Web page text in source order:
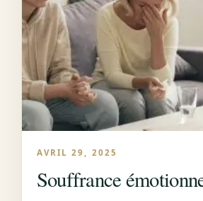
AVRIL 29, 2025
Souffrance